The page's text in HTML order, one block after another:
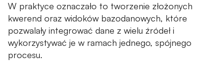
Blog
W praktyce oznaczało to tworzenie złożonych
kwerend oraz widoków bazodanowych, które
pozwalały integrować dane z wielu źródeł i
wykorzystywać je w ramach jednego, spójnego
procesu.